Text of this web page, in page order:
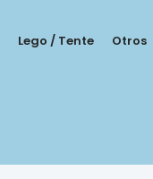
Lego / Tente Otros